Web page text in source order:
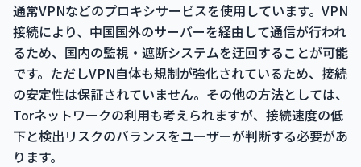
通常VPNなどのプロキシサービスを使用しています。VPN
接続により、中国国外のサーバーを経由して通信が行われ
るため、国内の監視・遮断システムを迂回することが可能
です。ただしVPN自体も規制が強化されているため、接続
の安定性は保証されていません。その他の方法としては、
Torネットワークの利用も考えられますが、接続速度の低
下と検出リスクのバランスをユーザーが判断する必要があ
ります。